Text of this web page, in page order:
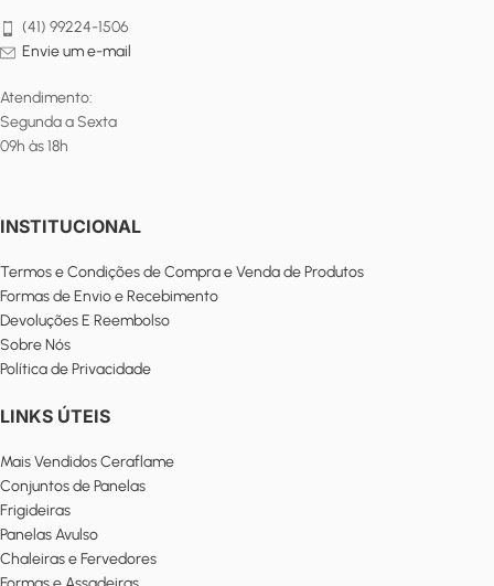
(41) 99224-1506
Envie um e-mail
Atendimento:
Segunda a Sexta
09h às 18h
INSTITUCIONAL
Termos e Condições de Compra e Venda de Produtos
Formas de Envio e Recebimento
Devoluções E Reembolso
Sobre Nós
Política de Privacidade
LINKS ÚTEIS
Mais Vendidos Ceraflame
Conjuntos de Panelas
Frigideiras
Panelas Avulso
Chaleiras e Fervedores